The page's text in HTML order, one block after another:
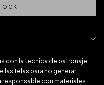
con la tecnica de patronaje
telas para no generar
con materiales